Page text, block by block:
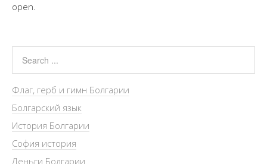
open.
Флаг, герб и гимн Болгарии
Болгарский язык
История Болгарии
София история
Деньги Болгарии